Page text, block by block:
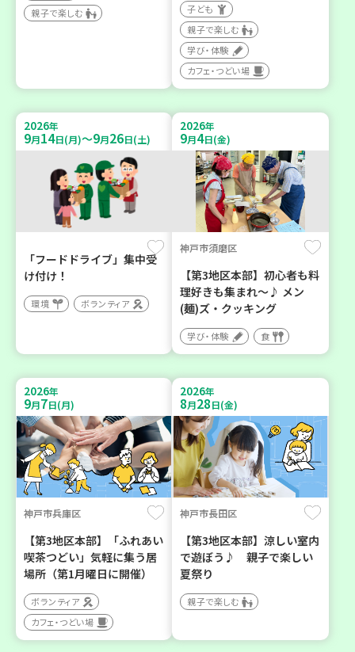
親子で楽しむ
子ども
親子で楽しむ
学び・体験
カフェ・つどい場
2026年
9月14日(月)～9月26日(土)
「フードドライブ」集中受
け付け！
環境 ボランティア
2026年
9月4日(金)
神戸市須磨区
【第3地区本部】初心者も料
理好きも集まれ～♪ メン
(麺)ズ・クッキング
学び・体験 食
2026年
9月7日(月)
神戸市兵庫区
【第3地区本部】「ふれあい
喫茶つどい」気軽に集う居
場所（第1月曜日に開催）
ボランティア
カフェ・つどい場
2026年
8月28日(金)
神戸市長田区
【第3地区本部】涼しい室内
で遊ぼう♪ 親子で楽しい
夏祭り
親子で楽しむ